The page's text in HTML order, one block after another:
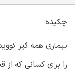
چکیده
را برای کسانی که